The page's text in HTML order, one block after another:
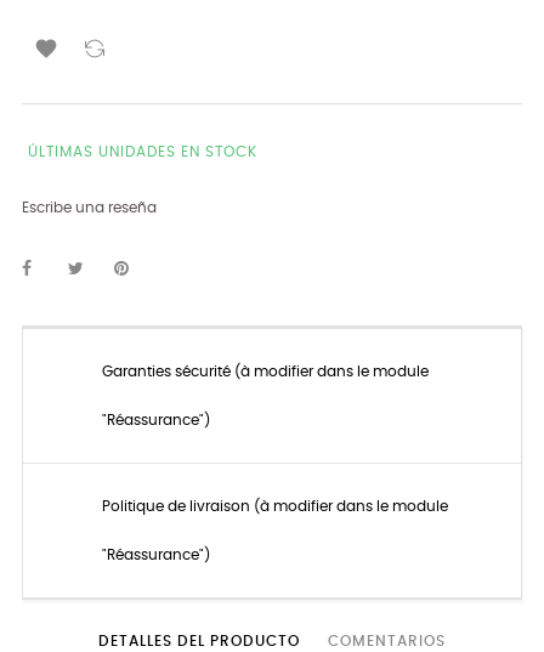

ÚLTIMAS UNIDADES EN STOCK
Escribe una reseña
Garanties sécurité (à modifier dans le module
"Réassurance")
Politique de livraison (à modifier dans le module
"Réassurance")
DETALLES DEL PRODUCTO COMENTARIOS